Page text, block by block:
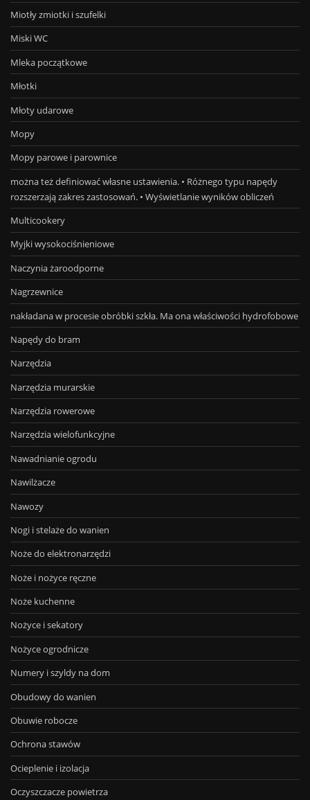
Miotły zmiotki i szufelki
Miski WC
Mleka początkowe
Młotki
Młoty udarowe
Mopy
Mopy parowe i parownice
można też definiować własne ustawienia. • Różnego typu napędy
rozszerzają zakres zastosowań. • Wyświetlanie wyników obliczeń
Multicookery
Myjki wysokociśnieniowe
Naczynia żaroodporne
Nagrzewnice
nakładana w procesie obróbki szkła. Ma ona właściwości hydrofobowe
Napędy do bram
Narzędzia
Narzędzia murarskie
Narzędzia rowerowe
Narzędzia wielofunkcyjne
Nawadnianie ogrodu
Nawilżacze
Nawozy
Nogi i stelaże do wanien
Noże do elektronarzędzi
Noże i nożyce ręczne
Noże kuchenne
Nożyce i sekatory
Nożyce ogrodnicze
Numery i szyldy na dom
Obudowy do wanien
Obuwie robocze
Ochrona stawów
Ocieplenie i izolacja
Oczyszczacze powietrza